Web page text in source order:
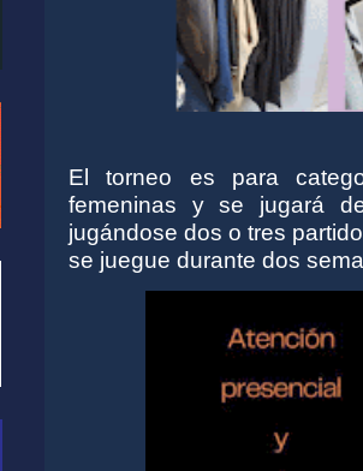
El torneo es para
femeninas y se jugará
jugándose dos o tres
se juegue durante dos